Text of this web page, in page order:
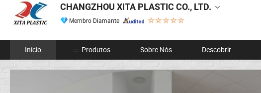
CHANGZHOU XITA PLASTIC CO., LTD.
Membro Diamante
Início Produtos Sobre Nós Descobrir